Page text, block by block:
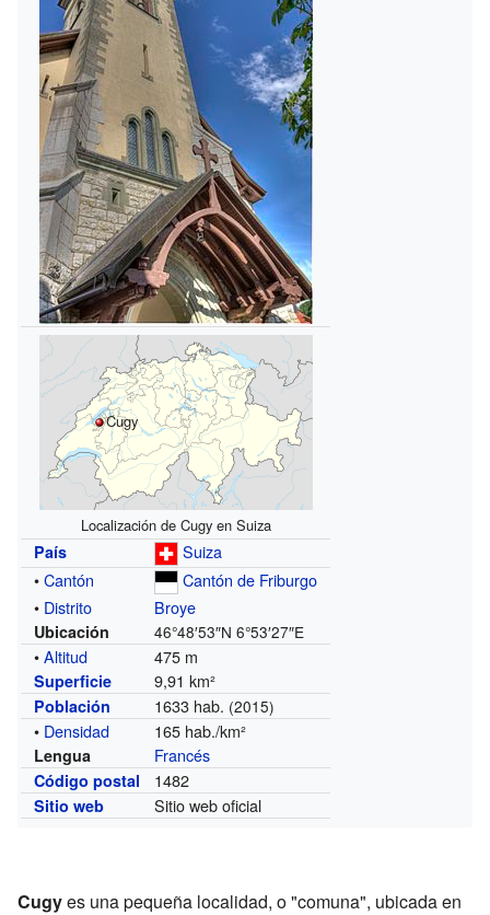
Cugy
Localización de Cugy en Suiza
País
Suiza
•Cantón
Cantón de Friburgo
• Distrito Broye
Ubicación 46°48′53″N 6°53′27″E
•Altitud 475 m
Superficie 9,91 km²
Población 1633 hab. (2015)
• Densidad 165 hab./km²
Lengua Francés
Código postal 1482
Sitio web Sitio web oficial
Cugyes una pequeña localidad, o "comuna", ubicada en